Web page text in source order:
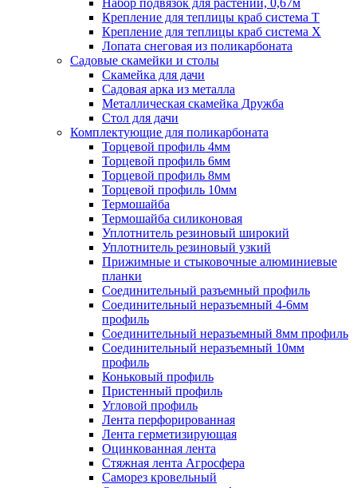
Крепление для теплицы краб система Т
Крепление для теплицы краб система Х
Лопата снеговая из поликарбоната
Садовые скамейки и столы
Скамейка для дачи
Садовая арка из металла
Металлическая скамейка Дружба
Стол для дачи
Комплектующие для поликарбоната
Торцевой профиль 4мм
Торцевой профиль 6мм
Торцевой профиль 8мм
Торцевой профиль 10мм
Термошайба
Термошайба силиконовая
Уплотнитель резиновый широкий
Уплотнитель резиновый узкий
Прижимные и стыковочные алюминиевые
планки
Соединительный разъемный профиль
Соединительный неразъемный 4-6мм
профиль
Соединительный неразъемный 8мм профиль
Соединительный неразъемный 10мм
профиль
Коньковый профиль
Пристенный профиль
Угловой профиль
Лента перфорированная
Лента герметизирующая
Оцинкованная лента
Стяжная лента Агросфера
Саморез кровельный